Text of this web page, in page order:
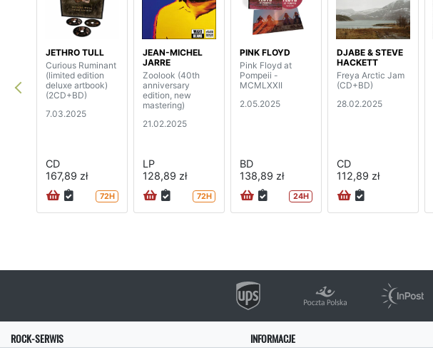
JETHRO TULL
Curious Ruminant
(limited edition
deluxe artbook)
(2CD+BD)
7.03.2025
CD
167,89 zł
72H
JEAN-MICHEL
JARRE
Zoolook (40th
anniversary
edition, new
mastering)
21.02.2025
LP
128,89 zł
72H
PINK FLOYD
Pink Floyd at
Pompeii -
MCMLXXII
2.05.2025
BD
138,89 zł
24H
DJABE & STEVE
HACKETT
Freya Arctic Jam
(CD+BD)
28.02.2025
CD
112,89 zł
ROCK-SERWIS INFORMACJE